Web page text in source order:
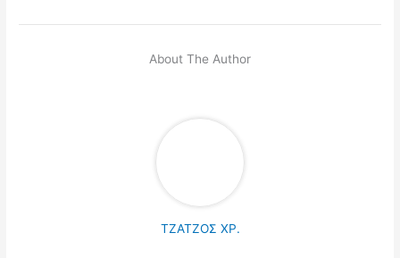
About The Author
ΤΖΑΤΖΟΣ ΧΡ.